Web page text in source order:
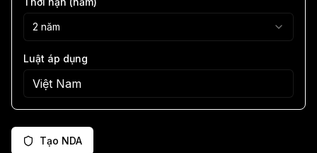
2 năm
Luật áp dụng
Tạo NDA